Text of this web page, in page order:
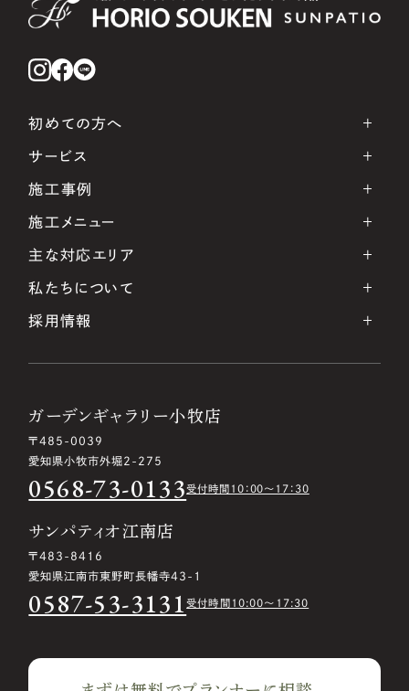
初めての方へ
サービス
施工事例
施工メニュー
主な対応エリア
私たちについて
採用情報
ガーデンギャラリー小牧店
〒485-0039
愛知県小牧市外堀2-275
0568-73-0133受付時間10：00〜17：30
サンパティオ江南店
〒483-8416
愛知県江南市東野町長幡寺43-1
0587-53-3131受付時間10:00〜17:30